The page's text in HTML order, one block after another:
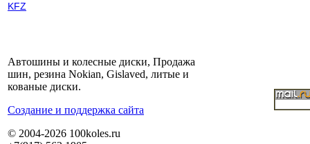
KFZ
Автошины и колесные диски, Продажа
шин, резина Nokian, Gislaved, литые и
кованые диски.
Cоздание и поддержка сайта
© 2004-2026 100koles.ru